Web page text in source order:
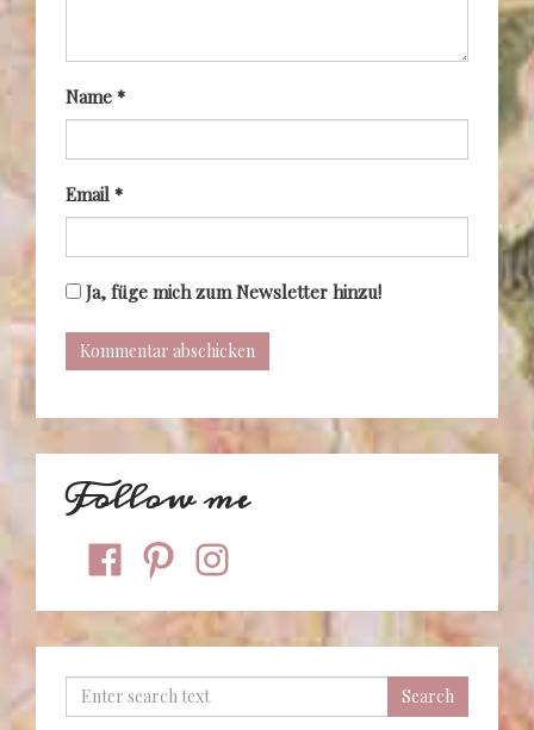
Name *
Email *
Ja, füge mich zum Newsletter hinzu!
Follow me
facebookpinterestinstagram